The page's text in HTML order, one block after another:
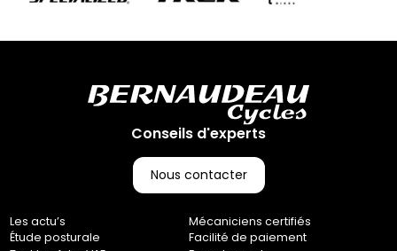
(CGV), les frais de retour sont à votre charge, sauf en cas
d'erreur de notre part. Pour toute question, n'hésitez pas à
nous contacter au 0251064787 ou par e-mail à
85000, Mouilleron-Le-Captif
Conseils d'experts
Nous contacter
Les actu’s
Mécaniciens certifiés
Étude posturale
Facilité de paiement